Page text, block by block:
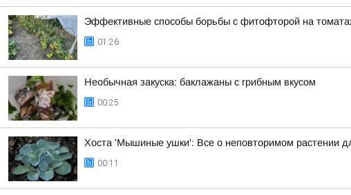
Эффективные способы борьбы с фитофторой на
01:26
Необычная закуска: баклажаны с грибным вкусом
00:25
Хоста 'Мышиные ушки': Все о неповторимом растении
00:11